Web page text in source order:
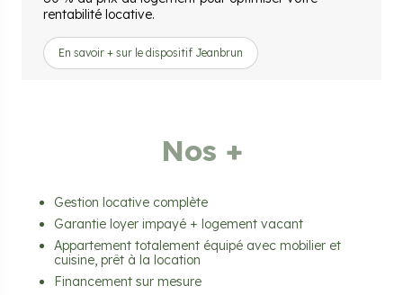
rentabilité locative.
En savoir + sur le dispositif Jeanbrun
Nos +
Gestion locative complète
Garantie loyer impayé + logement vacant
Appartement totalement équipé avec mobilier et
cuisine, prêt à la location
Financement sur mesure